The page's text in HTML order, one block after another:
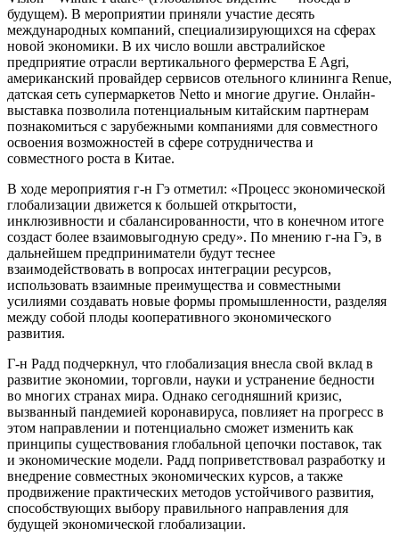
будущем). В мероприятии приняли участие десять
международных компаний, специализирующихся на сферах
новой экономики. В их число вошли австралийское
предприятие отрасли вертикального фермерства E Agri,
американский провайдер сервисов отельного клининга Renue,
датская сеть супермаркетов Netto и многие другие. Онлайн-
выставка позволила потенциальным китайским партнерам
познакомиться с зарубежными компаниями для совместного
освоения возможностей в сфере сотрудничества и
совместного роста в Китае.
В ходе мероприятия г-н Гэ отметил: «Процесс экономической
глобализации движется к большей открытости,
инклюзивности и сбалансированности, что в конечном итоге
создаст более взаимовыгодную среду». По мнению г-на Гэ, в
дальнейшем предприниматели будут теснее
взаимодействовать в вопросах интеграции ресурсов,
использовать взаимные преимущества и совместными
усилиями создавать новые формы промышленности, разделяя
между собой плоды кооперативного экономического
развития.
Г-н Радд подчеркнул, что глобализация внесла свой вклад в
развитие экономии, торговли, науки и устранение бедности
во многих странах мира. Однако сегодняшний кризис,
вызванный пандемией коронавируса, повлияет на прогресс в
этом направлении и потенциально сможет изменить как
принципы существования глобальной цепочки поставок, так
и экономические модели. Радд поприветствовал разработку и
внедрение совместных экономических курсов, а также
продвижение практических методов устойчивого развития,
способствующих выбору правильного направления для
будущей экономической глобализации.